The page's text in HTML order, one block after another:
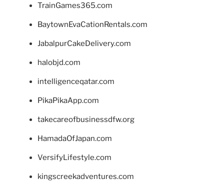
TrainGames365.com
BaytownEvaCationRentals.com
JabalpurCakeDelivery.com
halobjd.com
intelligenceqatar.com
PikaPikaApp.com
takecareofbusinessdfw.org
HamadaOfJapan.com
VersifyLifestyle.com
kingscreekadventures.com